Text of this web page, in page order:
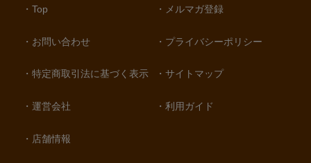
Top
お問い合わせ
特定商取引法に基づく表示
運営会社
店舗情報
メルマガ登録
プライバシーポリシー
サイトマップ
利用ガイド